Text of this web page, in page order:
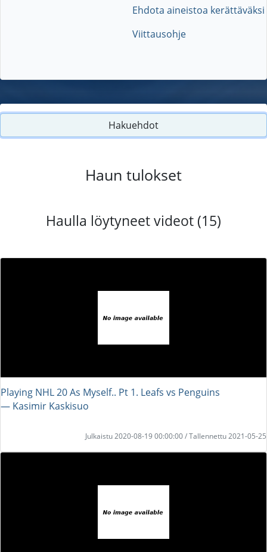
Ehdota aineistoa kerättäväksi
Viittausohje
Hakuehdot
Haun tulokset
Haulla löytyneet videot (15)
Playing NHL 20 As Myself.. Pt 1. Leafs vs Penguins
― Kasimir Kaskisuo
Julkaistu 2020-08-19 00:00:00 / Tallennettu 2021-05-25